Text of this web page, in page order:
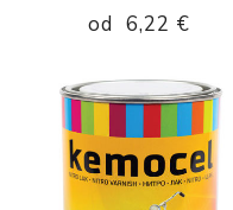
od 6,22 €